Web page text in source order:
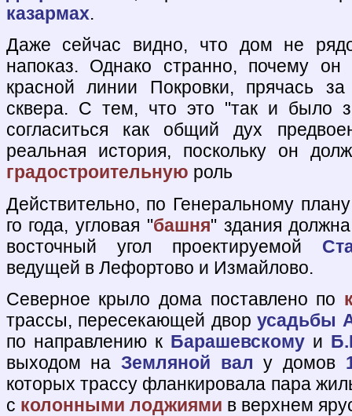
казармах.
Даже сейчас видно, что дом не
напоказ. Однако странно, почему
красной линии Покровки, прячась
сквера. С тем, что это "так и было
согласиться как общий дух
реальная история, поскольку он
градостроительную роль
Действительно, по Генеральному
го года, угловая "башня" здания
восточный угол проектируемой
ведущей в Лефортово и Измайлово.
Северное крыло дома поставлено по
трассы, пересекающей двор усадьбы
по направлению к Барашевскомуи
выходом на Земляной вал у домов
которых трассу фланкировала пара
с колонными лоджиями в верхнем